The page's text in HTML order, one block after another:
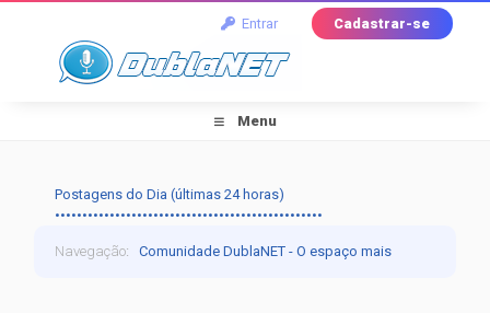
Entrar Cadastrar-se
Menu
Postagens do Dia (últimas 24 horas)
•••••••••••••••••••••••••••••••••••••••••••••••••
Navegação:Comunidade DublaNET - O espaço mais